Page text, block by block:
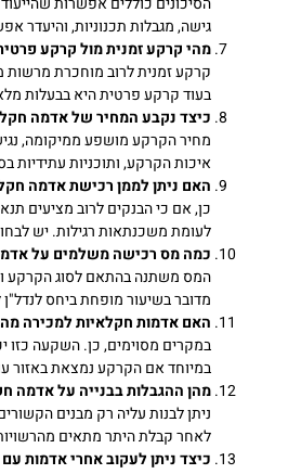
גישה, מגבלות תכנוניות, והיעדר
מהי קרקע זמנית מול קרקע
קרקע זמנית לרוב מוחכרת מרשות
בעוד קרקע פרטית היא בבעלות
כיצד נקבע המחיר של אדמה
מחיר הקרקע מושפע ממיקומה,
איכות הקרקע, ותוכניות עתידיות
האם ניתן לממן רכישת אדמה
כן, אם כי הבנקים לרוב מציעים
לעומת משכנתאות רגילות. יש
כמה מס רכישה משלמים על
המס משתנה בהתאם לסוג הקרקע
מדובר בשיעור מופחת ביחס לנדל"ן
האם אדמות חקלאיות למכירה
במקרים מסוימים, כן. השקעה כזו
במיוחד אם הקרקע נמצאת באזור עם
מהן ההגבלות בבנייה על אדמה
ניתן לבנות עליה רק מבנים
לאחר קבלת היתר מתאים
כיצד ניתן לעקוב אחרי אדמות עם